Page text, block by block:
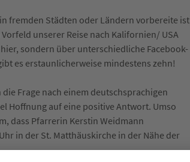
fremden Städten oder Ländern vorbereite ist
unserer Reise nach Kalifornien/ USA
sondern über unterschiedliche Facebook-
es erstaunlicherweise mindestens zehn!
Frage nach einem deutschsprachigen
Hoffnung auf eine positive Antwort. Umso
dass Pfarrerin Kerstin Weidmann
in der St. Matthäuskirche in der Nähe der